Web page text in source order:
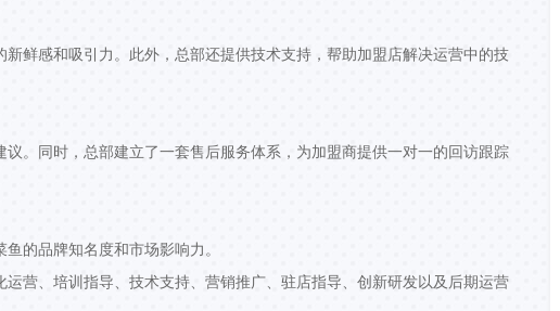
鲜感和吸引力。此外，总部还提供技术支持，帮助加盟店解决运营中的技
。同时，总部建立了一套售后服务体系，为加盟商提供一对一的回访跟踪
的品牌知名度和市场影响力。
营、培训指导、技术支持、营销推广、驻店指导、创新研发以及后期运营